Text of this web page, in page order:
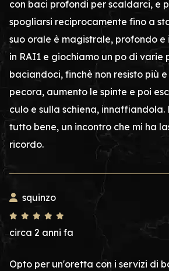
con baci profondi per scaldarci, e
spogliarsi reciprocamente fino a
suo orale è magistrale, profondo e
in RAI1 e giochiamo un po di varie
baciandoci, finchè non resisto più
pecora, aumento le spinte e poi
culo e sulla schiena, innaffiandola.
tutto bene, un incontro che mi ha
ricordo.
squinzo
circa 2 anni fa
Opto per un'oretta con i servizi di